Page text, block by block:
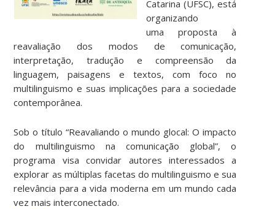
Catarina (UFSC), está
organizando
uma proposta à
reavaliação dos modos de comunicação,
interpretação, tradução e compreensão da
linguagem, paisagens e textos, com foco no
multilinguismo e suas implicações para a sociedade
contemporânea.
Sob o título “Reavaliando o mundo glocal: O impacto
do multilinguismo na comunicação global”, o
programa visa convidar autores interessados a
explorar as múltiplas facetas do multilinguismo e sua
relevância para a vida moderna em um mundo cada
vez mais interconectado.